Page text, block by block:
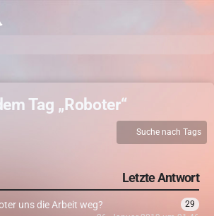
Tag „Roboter“
Suche nach Tags
Letzte Antwort
uns die Arbeit weg?
29